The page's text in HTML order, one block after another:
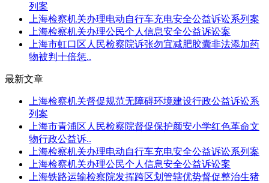
列案
上海检察机关办理电动自行车充电安全公益诉讼系列案
上海检察机关办理公民个人信息安全公益诉讼案
上海市虹口区人民检察院诉张勿宜减肥胶囊非法添加药
物被判十倍惩..
最新文章
上海检察机关督促规范无障碍环境建设行政公益诉讼系
列案
上海市青浦区人民检察院督促保护颜安小学红色革命文
物行政公益诉..
上海检察机关办理电动自行车充电安全公益诉讼系列案
上海检察机关办理公民个人信息安全公益诉讼案
上海铁路运输检察院发挥跨区划管辖优势督促整治生猪